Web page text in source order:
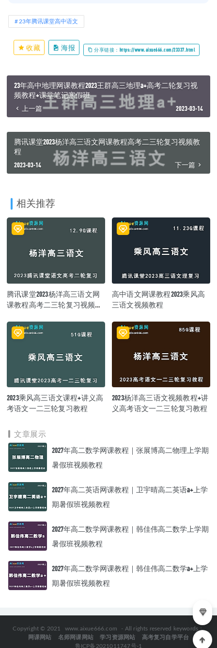
23年腾讯课堂高中语文
收藏 海报 分享链接：https://www.aixue666.com/23337.html
23年高中地理网课教程2023王群高三地理a+高考二轮复习视
频教程+课堂笔记寒假班
上一篇 2023-03-14
腾讯课堂2023杨洋高三语文网课教程高考二三轮复习视频教
程
2023-03-14 下一篇
相关推荐
腾讯课堂2023杨洋高三语文网
课教程高考二三轮复习视频教
高中语文网课教程2023乘风高
三语文视频教程
2023乘风高三语文课程+讲义高
考语文一二三轮复习教程
2023杨洋高三语文视频教程+讲
义高考语文一二三轮复习教程
文章展示
2027年高二数学网课教程｜张展博高二物理上学期
暑假班视频教程
2027年高二英语网课教程｜卫宇晴高二英语a+上学
期暑假班视频教程
2027年高二数学网课教程｜韩佳伟高二数学上学期
暑假班视频教程
2027年高二数学网课教程｜韩佳伟高二数学a+上学
期暑假班视频教程
Copyright © 2021 www.aixue666.com
- All rights reserved keywords：
网课网站
名师网课网站 学习资源网站
高考复习自学平台
鲁ICP备2021011747号-1